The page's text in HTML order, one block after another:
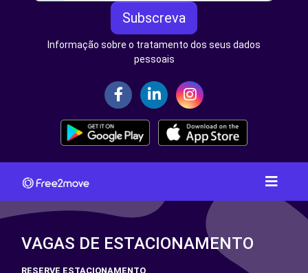
Subscreva
Informação sobre o tratamento dos seus dados
pessoais
VAGAS DE ESTACIONAMENTO
RESERVE ESTACIONAMENTO